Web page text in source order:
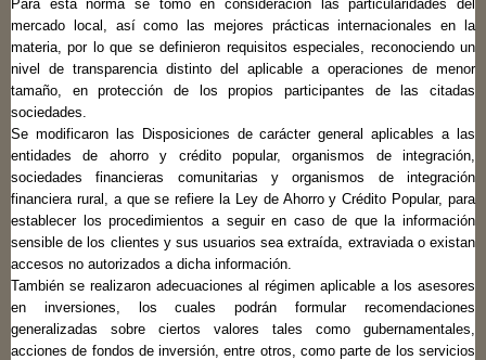
Para esta norma se tomó en consideración las particularidades del
mercado local, así como las mejores prácticas internacionales en la
materia, por lo que se definieron requisitos especiales, reconociendo un
nivel de transparencia distinto del aplicable a operaciones de menor
tamaño, en protección de los propios participantes de las citadas
sociedades.
Se modificaron las Disposiciones de carácter general aplicables a las
entidades de ahorro y crédito popular, organismos de integración,
sociedades financieras comunitarias y organismos de integración
financiera rural, a que se refiere la Ley de Ahorro y Crédito Popular, para
establecer los procedimientos a seguir en caso de que la información
sensible de los clientes y sus usuarios sea extraída, extraviada o existan
accesos no autorizados a dicha información.
También se realizaron adecuaciones al régimen aplicable a los asesores
en inversiones, los cuales podrán formular recomendaciones
generalizadas sobre ciertos valores tales como gubernamentales,
acciones de fondos de inversión, entre otros, como parte de los servicios